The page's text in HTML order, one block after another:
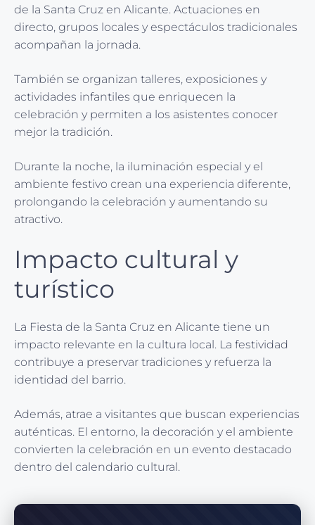
de la Santa Cruz en Alicante. Actuaciones en
directo, grupos locales y espectáculos tradicionales
acompañan la jornada.
También se organizan talleres, exposiciones y
actividades infantiles que enriquecen la
celebración y permiten a los asistentes conocer
mejor la tradición.
Durante la noche, la iluminación especial y el
ambiente festivo crean una experiencia diferente,
prolongando la celebración y aumentando su
atractivo.
Impacto cultural y
turístico
La Fiesta de la Santa Cruz en Alicante tiene un
impacto relevante en la cultura local. La festividad
contribuye a preservar tradiciones y refuerza la
identidad del barrio.
Además, atrae a visitantes que buscan experiencias
auténticas. El entorno, la decoración y el ambiente
convierten la celebración en un evento destacado
dentro del calendario cultural.